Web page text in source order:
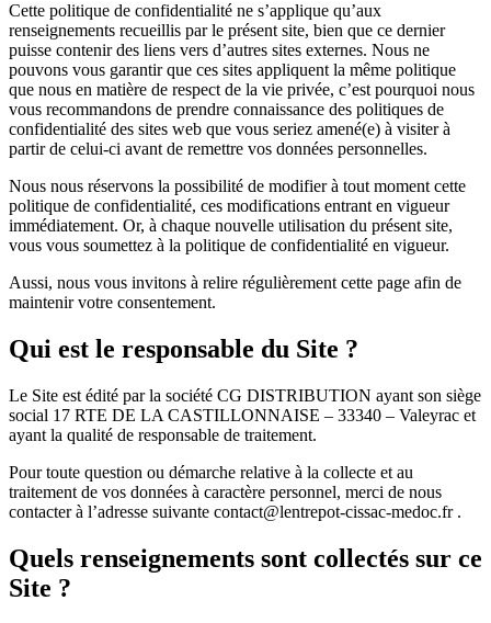
Cette politique de confidentialité ne s’applique qu’aux
renseignements recueillis par le présent site, bien que ce dernier
puisse contenir des liens vers d’autres sites externes. Nous ne
pouvons vous garantir que ces sites appliquent la même politique
que nous en matière de respect de la vie privée, c’est pourquoi nous
vous recommandons de prendre connaissance des politiques de
confidentialité des sites web que vous seriez amené(e) à visiter à
partir de celui-ci avant de remettre vos données personnelles.
Nous nous réservons la possibilité de modifier à tout moment cette
politique de confidentialité, ces modifications entrant en vigueur
immédiatement. Or, à chaque nouvelle utilisation du présent site,
vous vous soumettez à la politique de confidentialité en vigueur.
Aussi, nous vous invitons à relire régulièrement cette page afin de
maintenir votre consentement.
Qui est le responsable du Site ?
Le Site est édité par la société CG DISTRIBUTION ayant son siège
social 17 RTE DE LA CASTILLONNAISE – 33340 – Valeyrac et
ayant la qualité de responsable de traitement.
Pour toute question ou démarche relative à la collecte et au
traitement de vos données à caractère personnel, merci de nous
contacter à l’adresse suivante contact@lentrepot-cissac-medoc.fr .
Quels renseignements sont collectés sur ce
Site ?